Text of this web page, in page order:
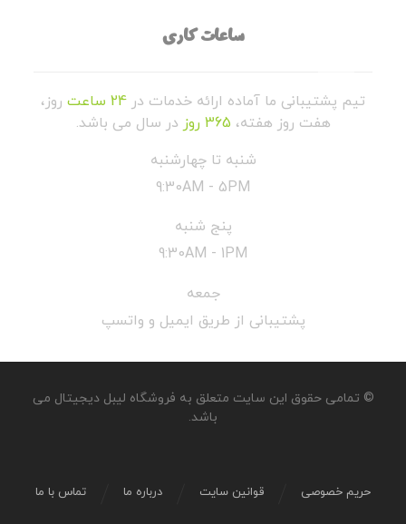
ساعات کاری
تیم پشتیبانی ما آماده ارائه خدمات در 24 ساعت
روز،
هفت روز هفته، 365 روز
در سال می باشد.
شنبه تا چهارشنبه
9:30AM - 5PM
پنج شنبه
9:30AM - 1PM
جمعه
پشتیبانی از طریق ایمیل و واتسپ
© تمامی حقوق این سایت متعلق به فروشگاه لیبل دیجیتال می
باشد.
تماس با ما درباره ما قوانین سایت حریم خصوصی